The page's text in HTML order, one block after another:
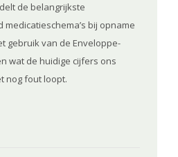
de belangrijkste
bij opname
gebruik van de Enveloppe-
wat de huidige cijfers ons
nog fout loopt.